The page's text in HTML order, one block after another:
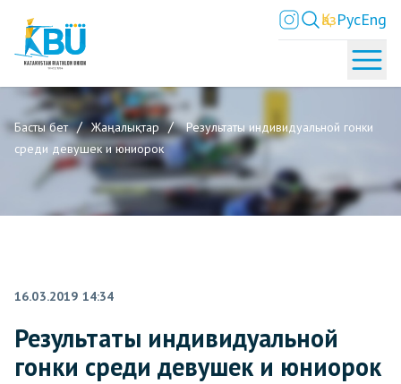
ҚазРусEng
Басты бет Жаңалықтар
Результаты индивидуальной гонки
среди девушек и юниорок
16.03.2019 14:34
Результаты индивидуальной
гонки среди девушек и юниорок